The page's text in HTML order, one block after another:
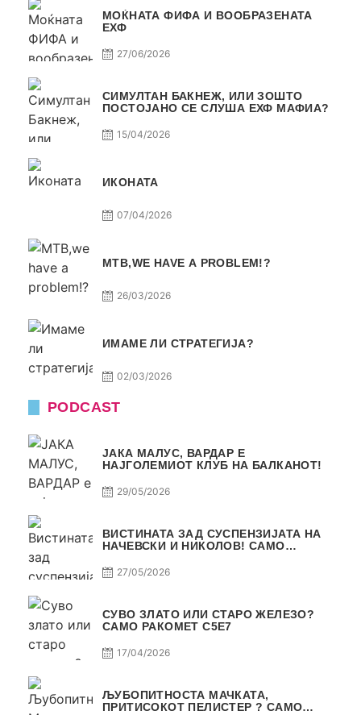
МОЌНАТА ФИФА И ВООБРАЗЕНАТА
ЕХФ
27/06/2026
СИМУЛТАН БАКНЕЖ, ИЛИ ЗОШТО
ПОСТОЈАНО СЕ СЛУША ЕХФ МАФИА?
15/04/2026
ИКОНАТА
07/04/2026
МТВ,WE HAVE A PROBLEM!?
26/03/2026
ИМАМЕ ЛИ СТРАТЕГИЈА?
02/03/2026
PODCAST
ЈАКА МАЛУС, ВАРДАР Е
НАЈГОЛЕМИОТ КЛУБ НА БАЛКАНОТ!
29/05/2026
ВИСТИНАТА ЗАД СУСПЕНЗИЈАТА НА
НАЧЕВСКИ И НИКОЛОВ! САМО
27/05/2026
СУВО ЗЛАТО ИЛИ СТАРО ЖЕЛЕЗО?
САМО РАКОМЕТ С5Е7
17/04/2026
ЉУБОПИТНОСТА МАЧКАТА,
ПРИТИСОКОТ ПЕЛИСТЕР ? САМО